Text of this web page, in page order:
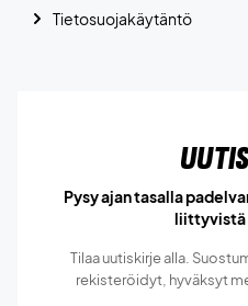
Tietosuojakäytäntö
Pysy ajan tasalla
liittyvistä
Tilaa uutiskirje alla.
rekisteröidyt, hyväksyt